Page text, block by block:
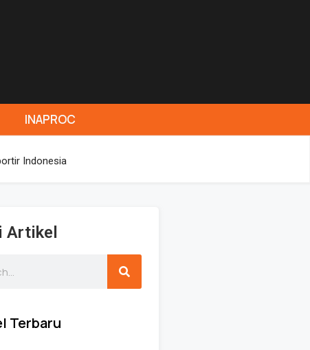
INAPROC
Indonesia
Artikel
Terbaru